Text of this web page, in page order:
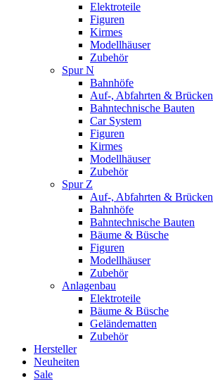
Elektroteile
Figuren
Kirmes
Modellhäuser
Zubehör
Spur N
Bahnhöfe
Auf-, Abfahrten & Brücken
Bahntechnische Bauten
Car System
Figuren
Kirmes
Modellhäuser
Zubehör
Spur Z
Auf-, Abfahrten & Brücken
Bahnhöfe
Bahntechnische Bauten
Bäume & Büsche
Figuren
Modellhäuser
Zubehör
Anlagenbau
Elektroteile
Bäume & Büsche
Geländematten
Zubehör
Hersteller
Neuheiten
Sale